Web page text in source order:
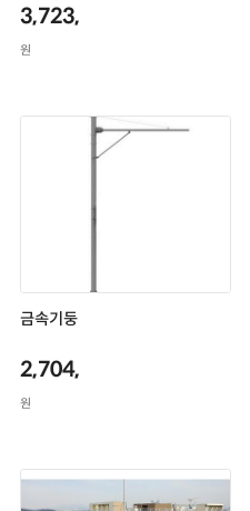
3,723,000
원
금속기둥
2,704,000
원